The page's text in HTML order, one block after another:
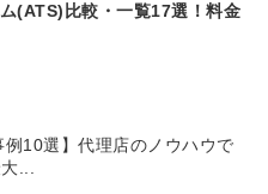
(ATS)比較・一覧17選！料金
例10選】代理店のノウハウで
...